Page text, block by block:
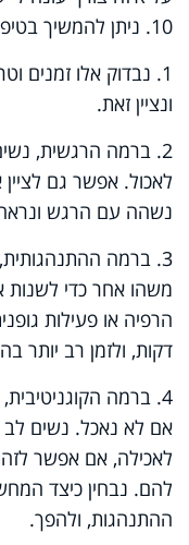
10. ניתן להמשיך בטיפול בכמה רמות:
1. נבדוק אלו זמנים
ונציין זאת.
2. ברמה הרגשית,
נשהה עם הרגש
3. ברמה
משהו אחר כדי
הרפיה או פעילות
דקות, ולזמן רב יותר
4. ברמה
אם לא נאכל. נשים
לאכילה, אם אפשר
להם. נבחין כיצד
ההתנהגות, ולהפך.